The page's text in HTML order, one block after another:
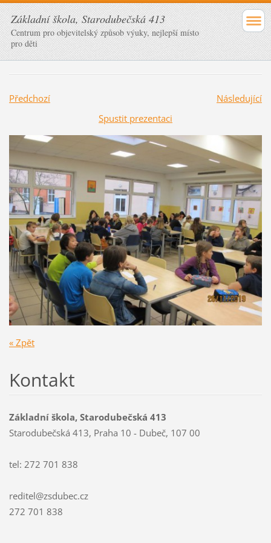
Základní škola, Starodubečská 413
Centrum pro objevitelský způsob výuky, nejlepší místo
pro děti
Předchozí
Následující
Spustit prezentaci
« Zpět
Kontakt
Základní škola, Starodubečská 413
Starodubečská 413, Praha 10 - Dubeč, 107 00
tel: 272 701 838
reditel@zsdubec.cz
272 701 838